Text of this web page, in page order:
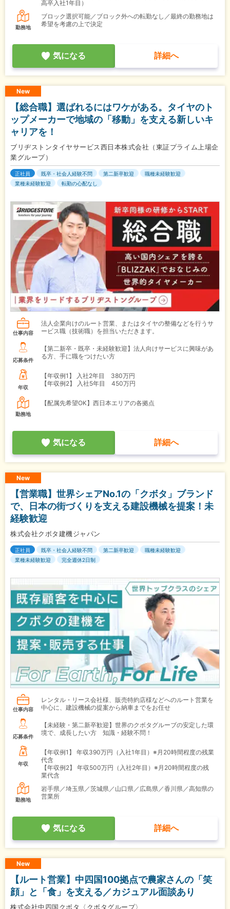
高卒入社1年目）
勤務地
ブロック選択可能／ブロック外への転勤なし／最終の勤務地は
希望を考慮の上で決定
気になる 詳細へ
New
【総合職】選ばれるにはワケがある。タイヤのト
ップメーカーで地域の「移動」を支える新しいキ
ャリアを！
ブリヂストンタイヤサービス西日本株式会社（東証プライム上場企
業グループ）
正社員 既卒・社会人経験不問 第二新卒歓迎
職種未経験歓迎
業種未経験歓迎
転勤の心配なし
仕事内容
法人企業向けのルート営業、またはタイヤの整備などを行うサ
ービス職（技術職）を担当いただきます。
応募条件
【第二新卒・既卒・未経験歓迎】法人向けサービスに興味があ
る方、手に職をつけたい方
年収
【年収例1】
入社2年目 380万円
【年収例2】
入社5年目 450万円
勤務地
【配属先希望OK】西日本エリアの各拠点
気になる 詳細へ
New
【営業職】世界シェアNo.1の「クボタ」ブランド
で、日本の街づくりを支える建設機械を提案！未
経験歓迎
株式会社クボタ建機ジャパン
正社員 既卒・社会人経験不問 第二新卒歓迎
職種未経験歓迎
業種未経験歓迎
完全週休2日制
仕事内容
レンタル・リース会社様、販売特約店様などへのルート営業を
中心に、建設機械の提案から納車までをお任せ
応募条件
【未経験・第二新卒歓迎】世界のクボタグルーブの安定した環
境で、成長したい方 知識・経験不問！
年収
【年収例1】
年収390万円（入社1年目）※月20時間程度の残業
代含
【年収例2】
年収500万円（入社2年目）※月20時間程度の残
業代含
勤務地
岩手県／埼玉県／茨城県／山口県／広島県／香川県／高知県の
営業所
気になる 詳細へ
New
【ルート営業】中四国100拠点で農家さんの「笑
顔」と「食」を支える／カジュアル面談あり
株式会社中四国クボタ〈クボタグループ〉